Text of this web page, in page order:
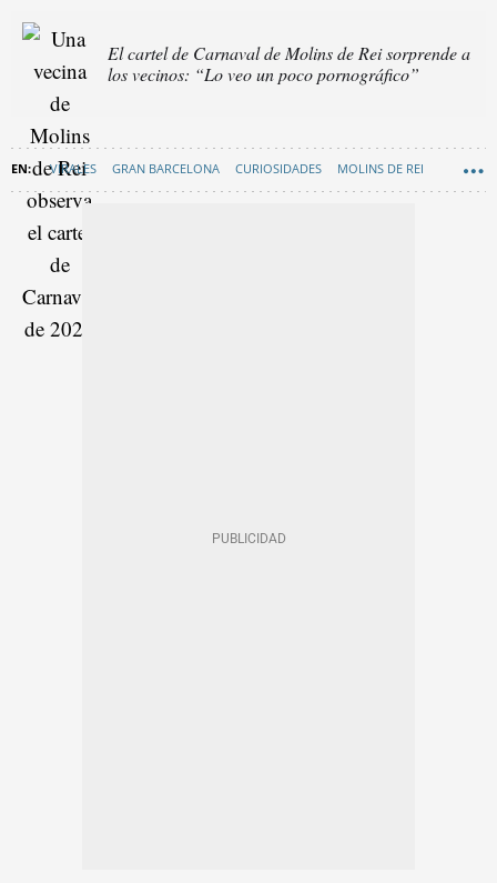
El cartel de Carnaval de Molins de Rei sorprende a
los vecinos: “Lo veo un poco pornográfico”
VIRALES GRAN BARCELONA CURIOSIDADES MOLINS DE REI
CARNAVAL